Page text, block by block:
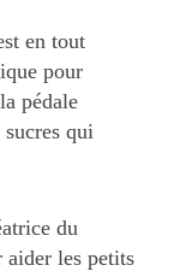
en tout
pour
pédale
qui
du
les petits